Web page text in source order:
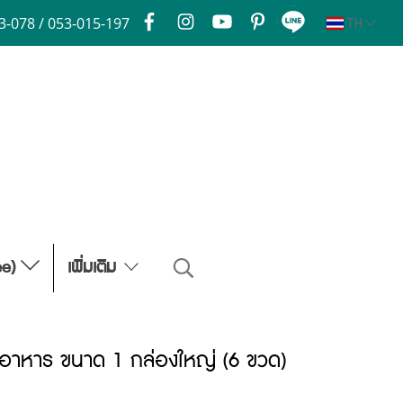
078 / 053-015-197 TH
เพิ่มเติม
าหาร ขนาด 1 กล่องใหญ่ (6 ขวด)